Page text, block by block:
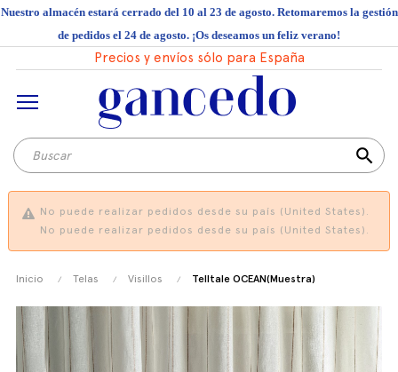
Nuestro almacén estará cerrado del 10 al 23 de agosto. Retomaremos la gestión
de pedidos el 24 de agosto. ¡Os deseamos un feliz verano!
Precios y envíos sólo para España
search
No puede realizar pedidos desde su país (United States).
No puede realizar pedidos desde su país (United States).
Inicio Telas Visillos Telltale OCEAN(Muestra)